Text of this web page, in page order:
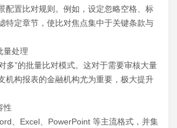
配置比对规则。例如，设定忽略空格、标
特定章节，使比对焦点集中于关键条款与
量处理
多”的批量比对模式。这对于需要审核大量
机构报表的金融机构尤为重要，极大提升
性
、Excel、PowerPoint 等主流格式，并集